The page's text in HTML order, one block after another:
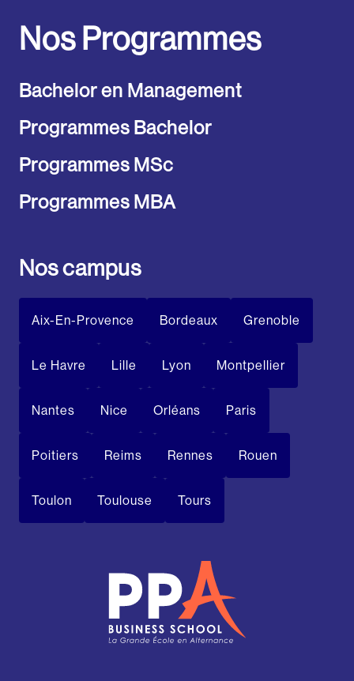
Nos Programmes
Bachelor en Management
Programmes Bachelor
Programmes MSc
Programmes MBA
Nos campus
Aix-En-Provence Bordeaux Grenoble
Le Havre Lille Lyon Montpellier
Nantes Nice Orléans Paris
Poitiers Reims Rennes Rouen
Toulon Toulouse Tours